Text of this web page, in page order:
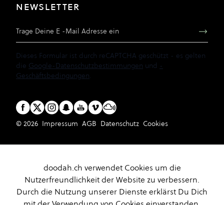
NEWSLETTER
Dieses Formular ist durch reCAPTCHA geschützt - es gelten
die Google-Datenschutzbestimmungen und -
Geschäftsbedingungen.
© 2026 Impressum AGB Datenschutz Cookies
doodah.ch verwendet Cookies um die
Nutzerfreundlichkeit der Website zu verbessern.
Durch die Nutzung unserer Dienste erklärst Du Dich